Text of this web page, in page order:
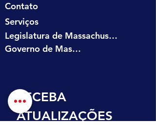
Contato
Serviços
Legislatura de Massachusetts
Governo de Massachusetts
RECEBA
ATUALIZAÇÕES